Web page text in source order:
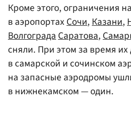
Кроме этого, ограничения
в аэропортах Сочи, Казани,
Волгограда Саратова,
сняли. При этом за время их
в самарской и сочинском
на запасные аэродромы
в нижнекамском — один.